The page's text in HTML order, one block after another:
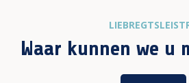
Waar kunnen we u